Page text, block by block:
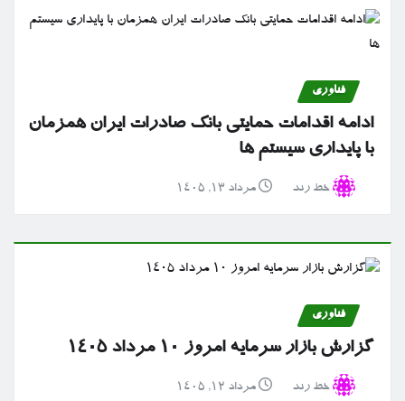
فناوری
ادامه اقدامات حمایتی بانک صادرات ایران همزمان
با پایداری سیستم ها
خط رند مرداد ۱۳, ۱۴۰۵
فناوری
گزارش بازار سرمایه امروز ۱۰ مرداد ۱۴۰۵
خط رند مرداد ۱۲, ۱۴۰۵